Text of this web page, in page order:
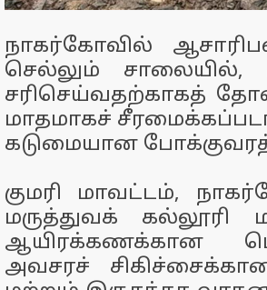
நாகர்கோவில்
செல்லும் சாலையில்,
சரிசெய்வதற்காகத்
மாதமாகச்
கடுமையான
குமரி மாவட்டம்,
மருத்துவக் கல்லூரி
ஆயிரக்கணக்கான
அவசரச்